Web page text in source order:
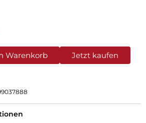
Warenkorb Jetzt kaufen